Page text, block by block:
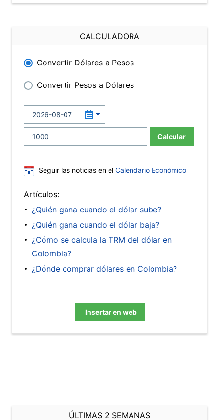
CALCULADORA
Convertir Dólares a Pesos
Convertir Pesos a Dólares
Calcular
Seguir las noticias en el Calendario Económico
Artículos:
¿Quién gana cuando el dólar sube?
¿Quién gana cuando el dólar baja?
¿Cómo se calcula la TRM del dólar en
Colombia?
¿Dónde comprar dólares en Colombia?
Insertar en web
ÚLTIMAS 2 SEMANAS